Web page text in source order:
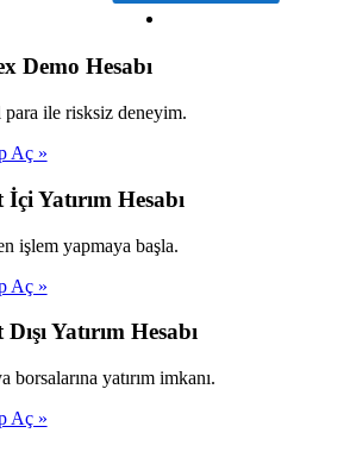
Demo Hesabı
para ile risksiz deneyim.
Aç »
Yatırım Hesabı
işlem yapmaya başla.
Aç »
Yatırım Hesabı
borsalarına yatırım imkanı.
Aç »